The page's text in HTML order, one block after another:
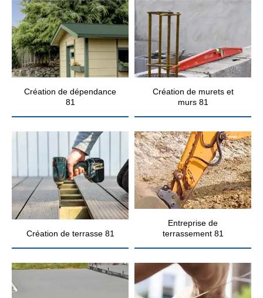
Création de dépendance
81
Création de murets et
murs 81
Création de terrasse 81
Entreprise de
terrassement 81